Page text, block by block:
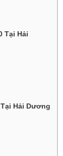
Tại Hải
Hải Dương